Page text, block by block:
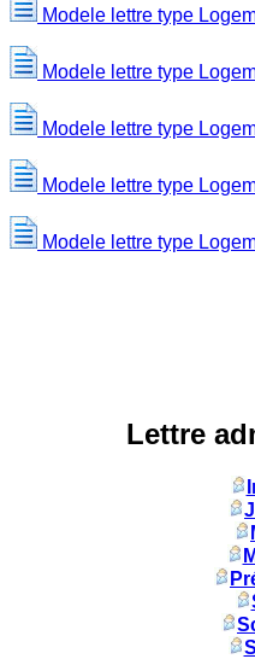
Modele lettre type
Modele lettre type
Modele lettre type
Modele lettre type
Modele lettre type
Lettre